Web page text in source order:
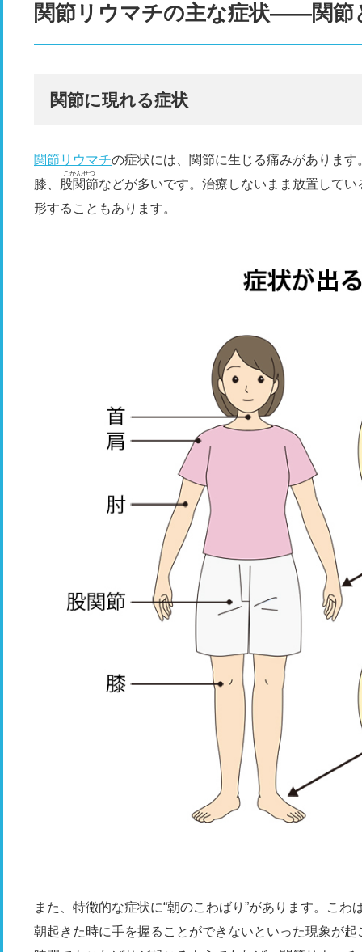
関節リウマチの主な症状――関節
関節に現れる症状
関節リウマチの症状には、関節に生じる痛みがありま
膝、
股関節
こかんせつ
などが多いです。治療しないまま放置して
形することもあります。
また、特徴的な症状に“朝のこわばり”があります。こ
朝起きた時に手を握ることができないといった現象が